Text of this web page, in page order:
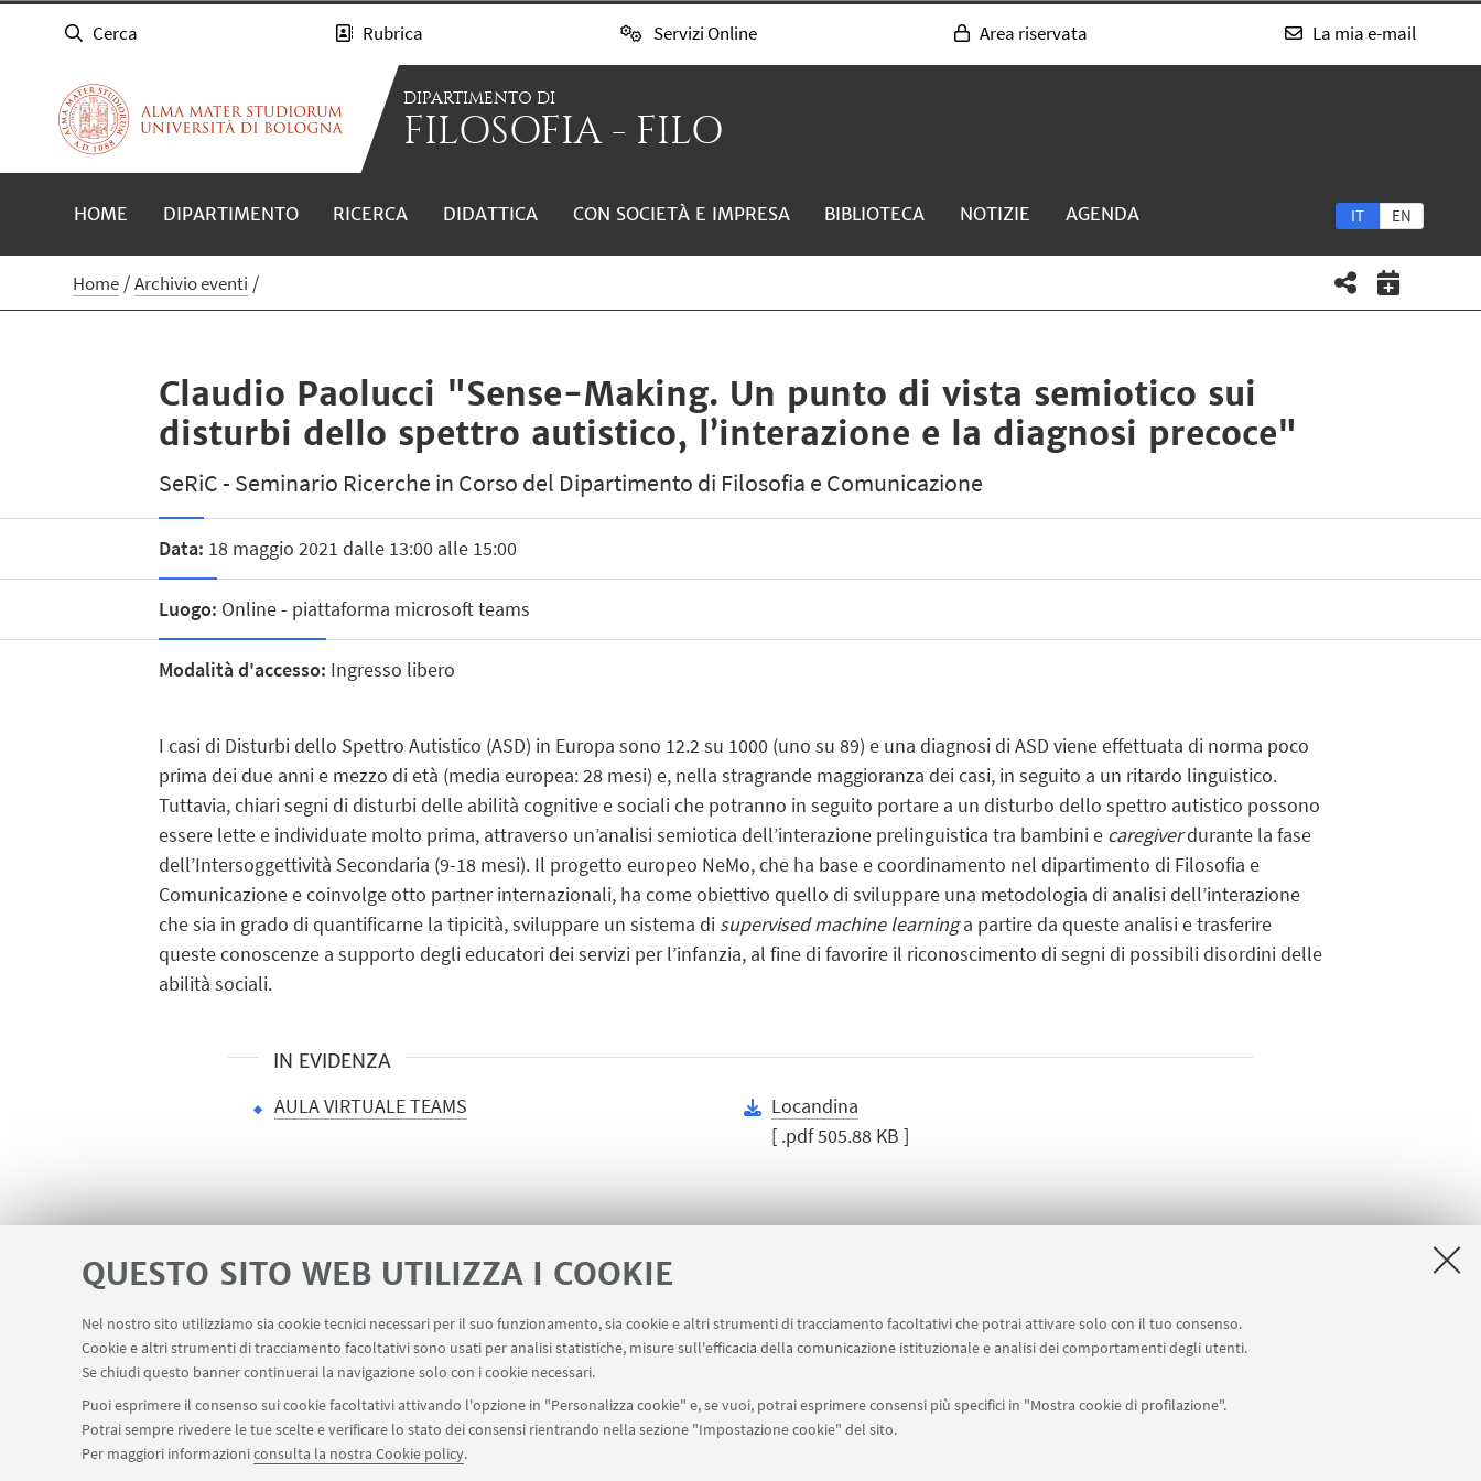
QUESTO SITO WEB UTILIZZA I COOKIE
Nel nostro sito utilizziamo sia cookie tecnici necessari per il suo funzionamento, sia cookie e altri strumenti di tracciamento facoltativi che potrai attivare solo con il tuo consenso.
Cookie e altri strumenti di tracciamento facoltativi sono usati per analisi statistiche, misure sull'efficacia della comunicazione istituzionale e analisi dei comportamenti degli utenti.
Se chiudi questo banner continuerai la navigazione solo con i cookie necessari.
Puoi esprimere il consenso sui cookie facoltativi attivando l'opzione in "Personalizza cookie" e, se vuoi, potrai esprimere consensi più specifici in "Mostra cookie di profilazione".
Potrai sempre rivedere le tue scelte e verificare lo stato dei consensi rientrando nella sezione "Impostazione cookie" del sito.
Per maggiori informazioniconsulta la nostra Cookie policy.
Cerca Rubrica Servizi Online Area riservata La mia e-mail
DIPARTIMENTO DI
FILOSOFIA - FILO
IT EN
HOME DIPARTIMENTO RICERCA DIDATTICA CON SOCIETÀ E IMPRESA BIBLIOTECA NOTIZIE AGENDA
Home Archivio eventi
Claudio Paolucci "Sense-Making. Un punto di vista semiotico sui
disturbi dello spettro autistico, l’interazione e la diagnosi precoce"
SeRiC - Seminario Ricerche in Corso del Dipartimento di Filosofia e Comunicazione
Data: 18 maggio 2021 dalle 13:00 alle 15:00
Luogo: Online - piattaforma microsoft teams
Modalità d'accesso: Ingresso libero
I casi di Disturbi dello Spettro Autistico (ASD) in Europa sono 12.2 su 1000 (uno su 89) e una diagnosi di ASD viene effettuata di norma poco
prima dei due anni e mezzo di età (media europea: 28 mesi) e, nella stragrande maggioranza dei casi, in seguito a un ritardo linguistico.
Tuttavia, chiari segni di disturbi delle abilità cognitive e sociali che potranno in seguito portare a un disturbo dello spettro autistico possono
essere lette e individuate molto prima, attraverso un’analisi semiotica dell’interazione prelinguistica tra bambini e caregiverdurante la fase
dell’Intersoggettività Secondaria (9-18 mesi). Il progetto europeo NeMo, che ha base e coordinamento nel dipartimento di Filosofia e
Comunicazione e coinvolge otto partner internazionali, ha come obiettivo quello di sviluppare una metodologia di analisi dell’interazione
che sia in grado di quantificarne la tipicità, sviluppare un sistema di supervised machine learninga partire da queste analisi e trasferire
queste conoscenze a supporto degli educatori dei servizi per l’infanzia, al fine di favorire il riconoscimento di segni di possibili disordini delle
abilità sociali.
IN EVIDENZA
AULA VIRTUALE TEAMS
Locandina
[ .pdf 505.88 KB ]
LINK UTILI Contatti Area riservata FILO U-Web Missioni AlmaEsami AlmaWifi Proxy: connessione da remoto InfoPoint Azzo Gardino
SEGUI UNIBO SU: